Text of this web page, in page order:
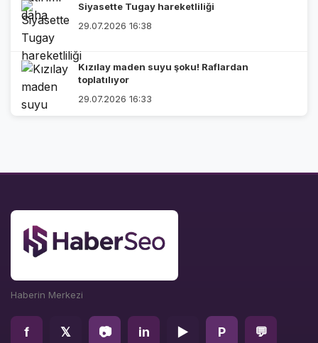
Siyasette Tugay hareketliliği
29.07.2026 16:38
Kızılay maden suyu şoku! Raflardan
toplatılıyor
29.07.2026 16:33
Haberin Merkezi
f 𝕏 📷 in ▶ P 💬